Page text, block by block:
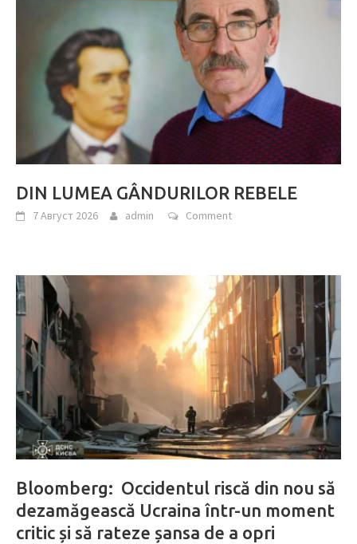
DIN LUMEA GÂNDURILOR REBELE
7 Август 2026 admin Comment
Bloomberg: Occidentul riscă din nou să
dezamăgească Ucraina într-un moment
critic și să rateze șansa de a opri